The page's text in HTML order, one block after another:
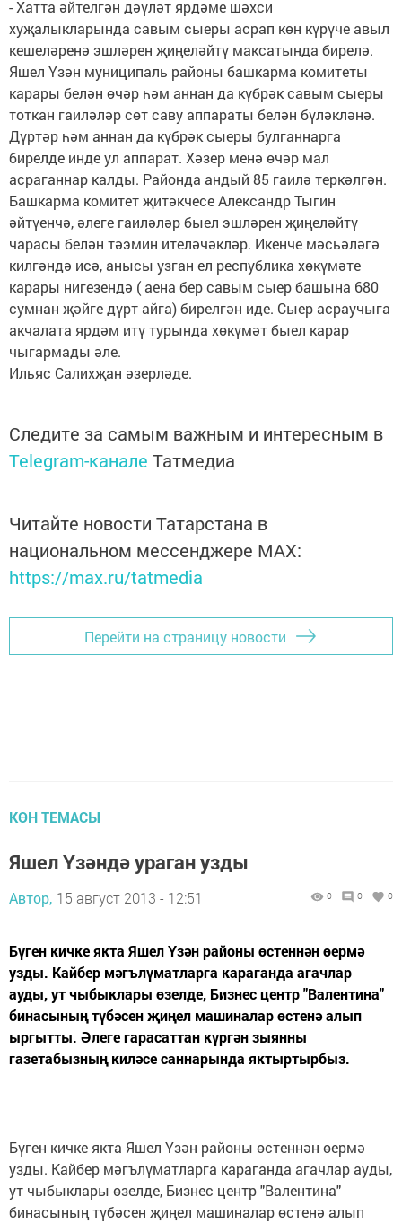
- Хатта әйтелгән дәүләт ярдәме шәхси
хуҗалыкларында савым сыеры асрап көн күрүче авыл
кешеләренә эшләрен җиңеләйтү максатында бирелә.
Яшел Үзән муниципаль районы башкарма комитеты
карары белән өчәр һәм аннан да күбрәк савым сыеры
тоткан гаиләләр сөт саву аппараты белән бүләкләнә.
Дүртәр һәм аннан да күбрәк сыеры булганнарга
бирелде инде ул аппарат. Хәзер менә өчәр мал
асраганнар калды. Районда андый 85 гаилә теркәлгән.
Башкарма комитет җитәкчесе Александр Тыгин
әйтүенчә, әлеге гаиләләр быел эшләрен җиңеләйтү
чарасы белән тәэмин ителәчәкләр. Икенче мәсьәләгә
килгәндә исә, анысы узган ел республика хөкүмәте
карары нигезендә ( аена бер савым сыер башына 680
сумнан җәйге дүрт айга) бирелгән иде. Сыер асраучыга
акчалата ярдәм итү турында хөкүмәт быел карар
чыгармады әле.
Ильяс Салихҗан әзерләде.
Следите за самым важным и интересным в
Telegram-канале Татмедиа
Читайте новости Татарстана в
национальном мессенджере MАХ:
https://max.ru/tatmedia
Перейти на страницу новости
КӨН ТЕМАСЫ
Яшел Үзәндә ураган узды
Автор, 15 август 2013 - 12:51 0 0 0
Бүген кичке якта Яшел Үзән районы өстеннән өермә
узды. Кайбер мәгълүматларга караганда агачлар
ауды, ут чыбыклары өзелде, Бизнес центр "Валентина"
бинасының түбәсен җиңел машиналар өстенә алып
ыргытты. Әлеге гарасаттан күргән зыянны
газетабызның киләсе саннарында яктыртырбыз.
Бүген кичке якта Яшел Үзән районы өстеннән өермә
узды. Кайбер мәгълүматларга караганда агачлар ауды,
ут чыбыклары өзелде, Бизнес центр "Валентина"
бинасының түбәсен җиңел машиналар өстенә алып